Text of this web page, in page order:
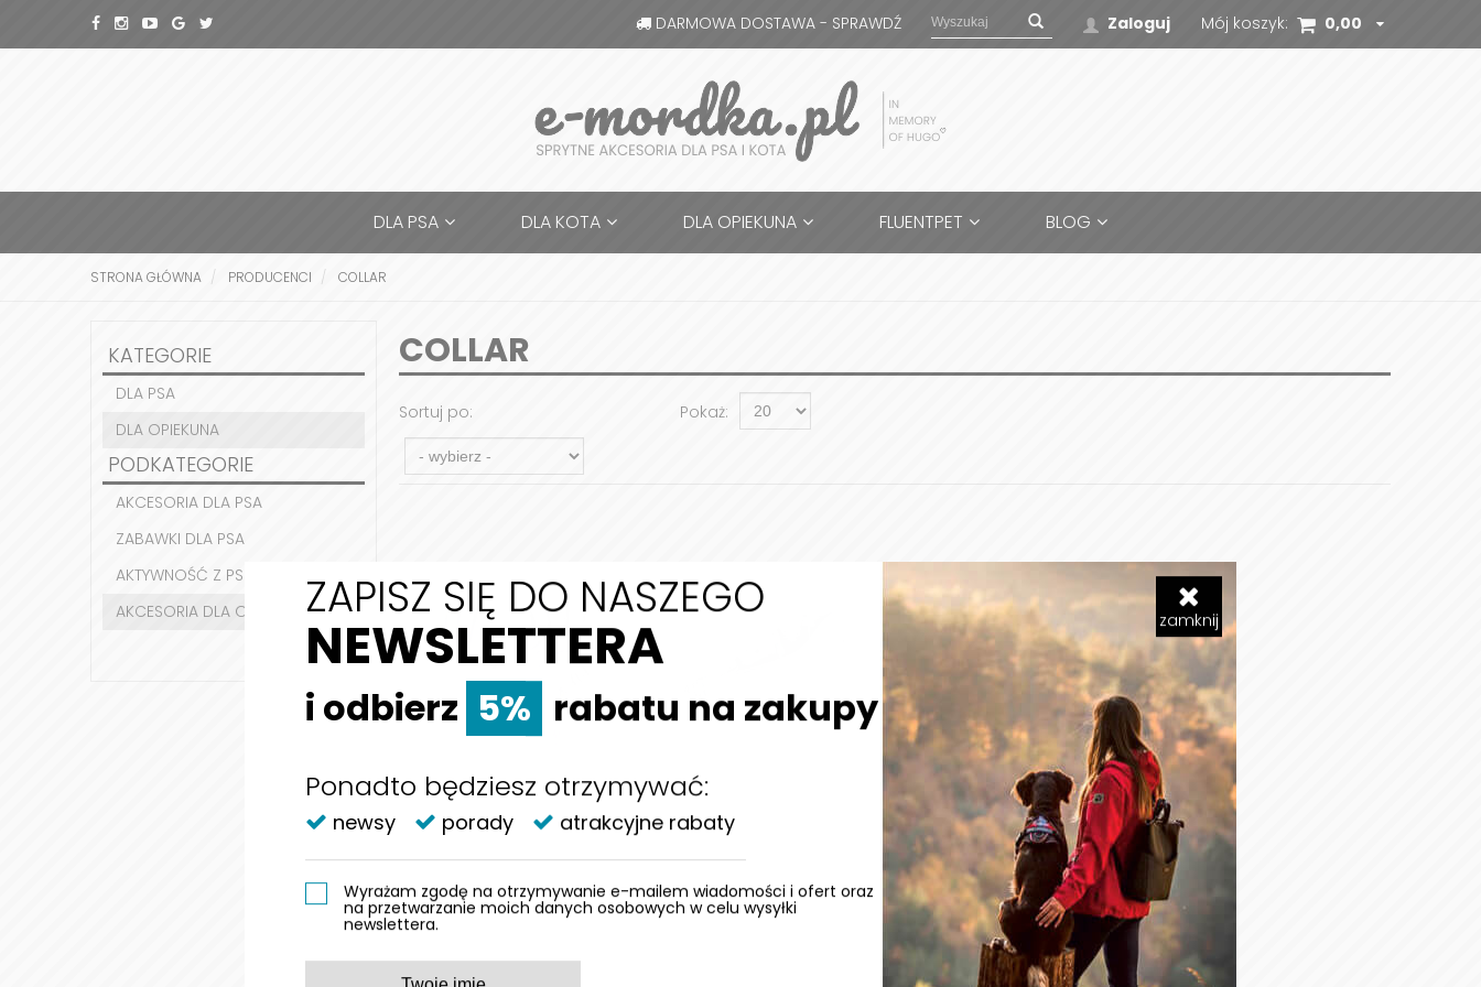
Mój koszyk: 0,00
Zaloguj
DARMOWA DOSTAWA - SPRAWDŹ
DLA PSA DLA KOTA DLA OPIEKUNA FLUENTPET BLOG
STRONA GŁÓWNA PRODUCENCI COLLAR
KATEGORIE
DLA PSA
DLA OPIEKUNA
PODKATEGORIE
AKCESORIA DLA PSA
ZABAWKI DLA PSA
AKTYWNOŚĆ Z PSEM
AKCESORIA DLA OPIEKUNA
COLLAR
Sortuj po: Pokaż:
COLLAR
RĘKAWICE TRENINGOWE
19,99zł
ODBLASKOWA NERKA NA
109,99zł
zamknij
ZAPISZ SIĘ DO NASZEGO
NEWSLETTERA
5%
Ponadto będziesz otrzymywać:
newsy porady atrakcyjne rabaty
Wyrażam zgodę na otrzymywanie e-mailem wiadomości i ofert oraz